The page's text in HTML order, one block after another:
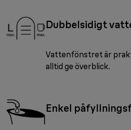
Dubbelsidigt
Vattenfönstret är
alltid ge överblick.
Enkel